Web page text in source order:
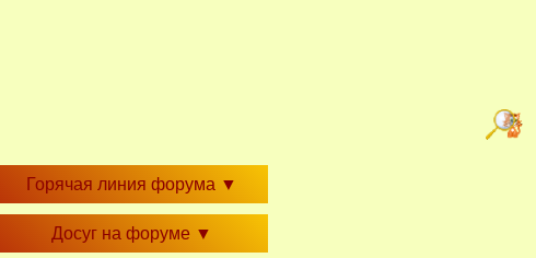
Горячая линия форума ▼
Досуг на форуме ▼